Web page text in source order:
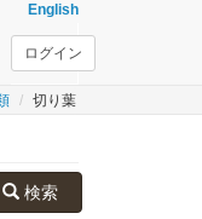
English
ログイン
切り葉
検索